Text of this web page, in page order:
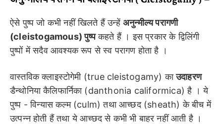
ऐसे पुष्प जो कभी नहीं खिलते हैं उन्हें अनुन्मील्य परागणी
(cleistogamous) पुष्पकहते हैं । इस प्रकार के द्विलिंगी
पुष्पों में सदैव आवश्यक रूप से स्व परागण होता है ।
वास्तविक क्लाइस्टोगेमी (true cleistogamy) काउदाहरण
डैन्थोनिया कैलिफार्निका (danthonia califormica) है । ये
पुष्प - विन्यास कल्म (culm) तथा आच्छद (sheath) के बीच में
उत्पन्न होती हैं तथा ये आच्छद से कभी भी बाहर नहीं आती है ।